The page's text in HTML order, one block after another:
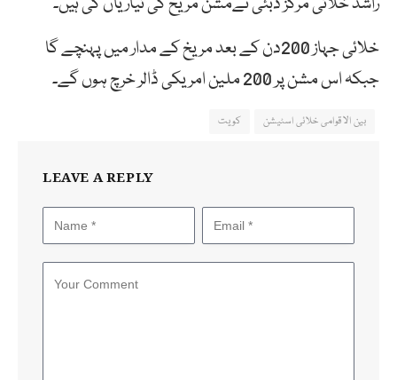
خلائی جہاز 200دن کے بعد مریخ کے مدار میں پہنچے گا
جبکہ اس مشن پر 200 ملین امریکی ڈالر خرچ ہوں گے۔
بین الاقوامی خلائی اسٹیشن کویت
LEAVE A REPLY